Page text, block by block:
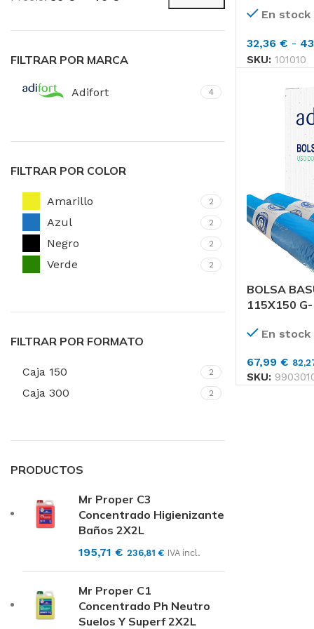
Toallas de Mano
Servilletas
Toalla de Papel en
Aseos
Secado de Manos
Faciales
Pañuelos
Toallas
Precio
Precio
FILTRAR POR MARCA
Adifort 4
FILTRAR POR COLOR
Amarillo 2
Azul 2
Negro 2
Verde 2
FILTRAR POR FORMATO
Caja 150 2
Caja 300 2
PRODUCTOS
Mr Proper C3
Concentrado Higienizante
Baños 2X2L
195,71 € 236,81 € IVA incl.
Mr Proper C1
Concentrado Ph Neutro
Suelos Y Superf 2X2L
En stock
32,36 € -
SKU: 101010
BOLSA
115X150
En stock
67,99 €
SKU: